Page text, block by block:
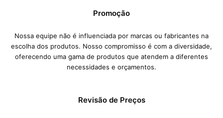
Promoção
Nossa equipe não é influenciada por marcas ou fabricantes na
escolha dos produtos. Nosso compromisso é com a diversidade,
oferecendo uma gama de produtos que atendem a diferentes
necessidades e orçamentos.
Revisão de Preços